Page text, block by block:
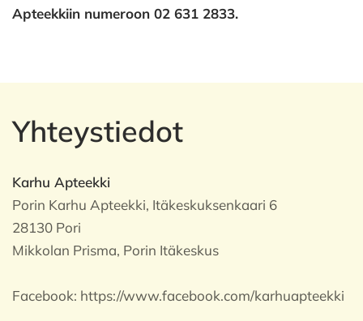
Apteekkiin numeroon 02 631 2833.
Yhteystiedot
Karhu Apteekki
Porin Karhu Apteekki, Itäkeskuksenkaari 6
28130 Pori
Mikkolan Prisma, Porin Itäkeskus
Facebook: https://www.facebook.com/karhuapteekki